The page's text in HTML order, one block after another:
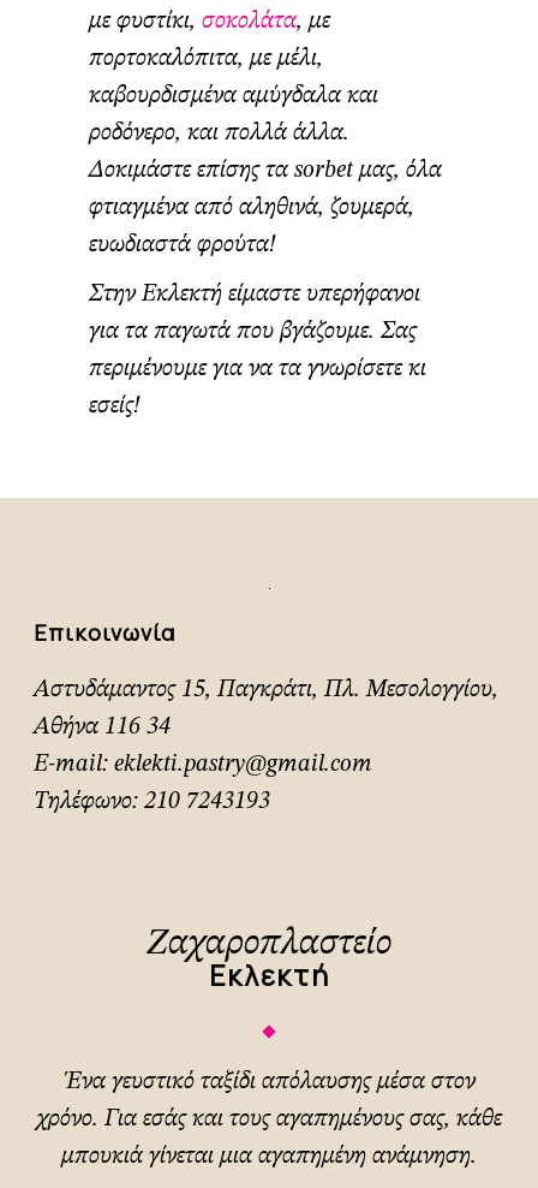
με φυστίκι, σοκολάτα, με
πορτοκαλόπιτα, με μέλι,
καβουρδισμένα αμύγδαλα και
ροδόνερο, και πολλά άλλα.
Δοκιμάστε επίσης τα sorbet μας, όλα
φτιαγμένα από αληθινά, ζουμερά,
ευωδιαστά φρούτα!
Στην Εκλεκτή είμαστε υπερήφανοι
για τα παγωτά που βγάζουμε. Σας
περιμένουμε για να τα γνωρίσετε κι
εσείς!
Επικοινωνία
Αστυδάμαντος 15, Παγκράτι, Πλ. Μεσολογγίου,
Αθήνα 116 34
E-mail:eklekti.pastry@gmail.com
Τηλέφωνο:210 7243193
Ζαχαροπλαστείο
Εκλεκτή
Ένα γευστικό ταξίδι απόλαυσης μέσα στον
χρόνο. Για εσάς και τους αγαπημένους σας, κάθε
μπουκιά γίνεται μια αγαπημένη ανάμνηση.